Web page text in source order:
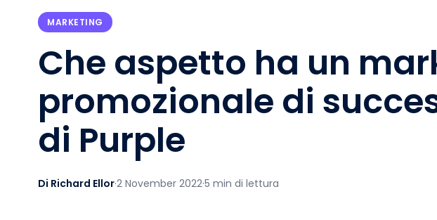
MARKETING
Che aspetto ha un
promozionale di
di Purple
Di Richard Ellor·2 November 2022·5 min di lettura